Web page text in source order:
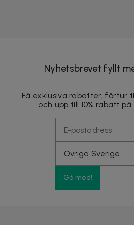
Nyhetsbrevet fyllt
Få exklusiva rabatter, förtur
och upp till 10% rabatt
Gå med!